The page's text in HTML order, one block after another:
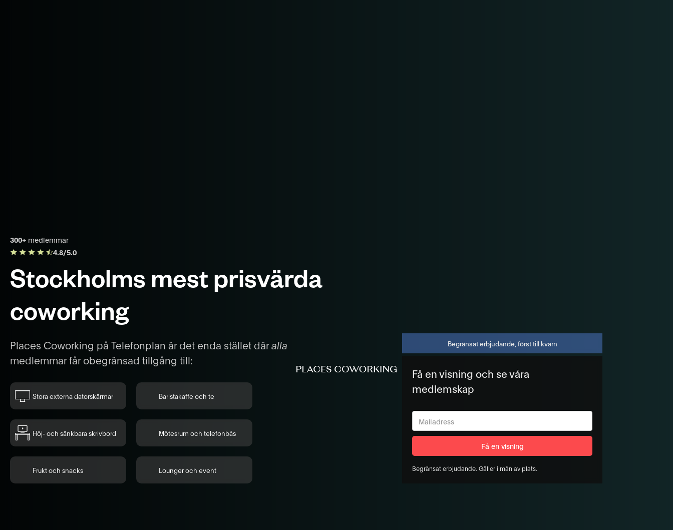
300+ medlemmar
4.8/5.0
Stockholms mest prisvärda
coworking
Places Coworking på Telefonplan är det enda stället däralla
medlemmar får obegränsad tillgång till:
Stora externa datorskärmar Baristakaffe och te
Höj- och sänkbara skrivbord Mötesrum och telefonbås
Frukt och snacks Lounger och event
Begränsat erbjudande, först till kvarn
Få en visning och se våra
medlemskap
Begränsat erbjudande. Gäller i mån av plats.